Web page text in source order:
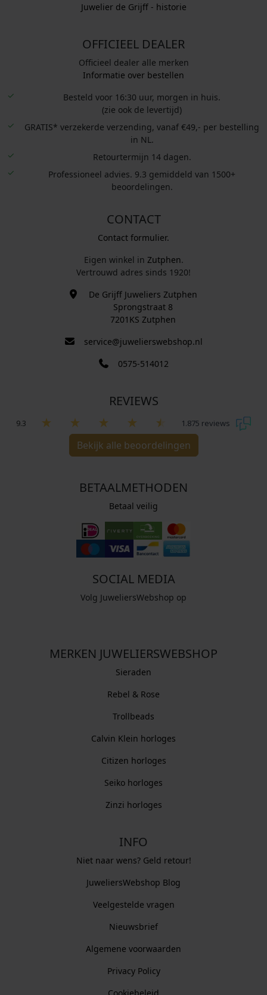
Juwelier de Grijff - historie
OFFICIEEL DEALER
Officieel dealer alle merken
Informatie over bestellen
Besteld voor 16:30 uur, morgen in huis.
(zie ook de levertijd)
GRATIS* verzekerde verzending, vanaf €49,- per bestelling
in NL.
Retourtermijn 14 dagen.
Professioneel advies. 9.3 gemiddeld van 1500+
beoordelingen.
CONTACT
Contact formulier.
Eigen winkel in Zutphen.
Vertrouwd adres sinds 1920!
De Grijff Juweliers Zutphen
Sprongstraat 8
7201KS Zutphen
service@juwelierswebshop.nl
0575-514012
REVIEWS
9.3 1.875 reviews
Bekijk alle beoordelingen
BETAALMETHODEN
Betaal veilig
SOCIAL MEDIA
Volg JuweliersWebshop op
MERKEN JUWELIERSWEBSHOP
Sieraden
Rebel & Rose
Trollbeads
Calvin Klein horloges
Citizen horloges
Seiko horloges
Zinzi horloges
INFO
Niet naar wens? Geld retour!
JuweliersWebshop Blog
Veelgestelde vragen
Nieuwsbrief
Algemene voorwaarden
Privacy Policy